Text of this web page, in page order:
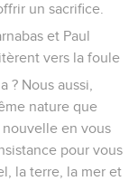
un sacrifice.
et Paul
vers la foule
? Nous aussi,
nature que
en vous
pour vous
la terre, la mer et